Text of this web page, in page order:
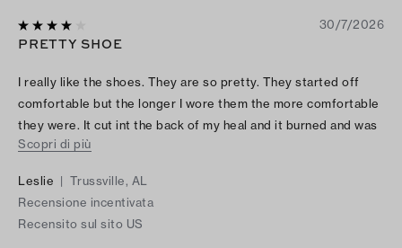
both elegant and practical, the Reva is absolutely worth the
investment. They’ve quickly become one of my favorite pairs
wardrobe for years to come.
30/7/2026
PRETTY SHOE
I really like the shoes. They are so pretty. They started off
comfortable but the longer I wore them the more comfortable
they were. It cut int the back of my heal and it burned and was
very uncomfortable. I put some pad inserts and that made it
Scopri di più
Leslie | Trussville, AL
Recensione incentivata
Recensito sul sito US